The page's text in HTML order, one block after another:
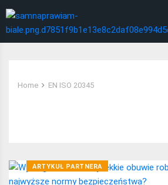
Home EN ISO 20345
ARTYKUŁ PARTNERA